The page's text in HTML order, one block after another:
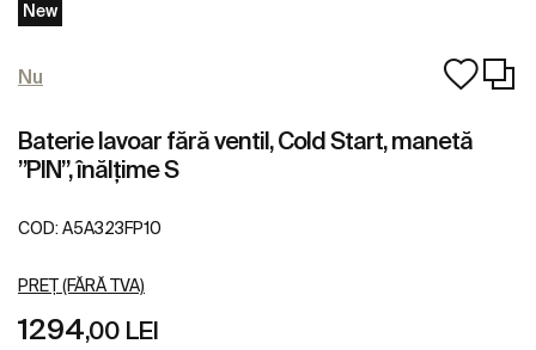
New
Nu
Baterie lavoar fără ventil, Cold Start, manetă
”PIN”, înălțime S
COD: A5A323FP10
PREȚ (FĂRĂ TVA)
1294,00 LEI